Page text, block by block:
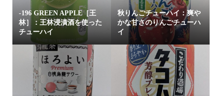
-196 GREEN APPLE［王
林］：王林浸漬酒を使った
チューハイ
秋りんごチューハイ：爽や
かな甘さのりんごチューハ
イ